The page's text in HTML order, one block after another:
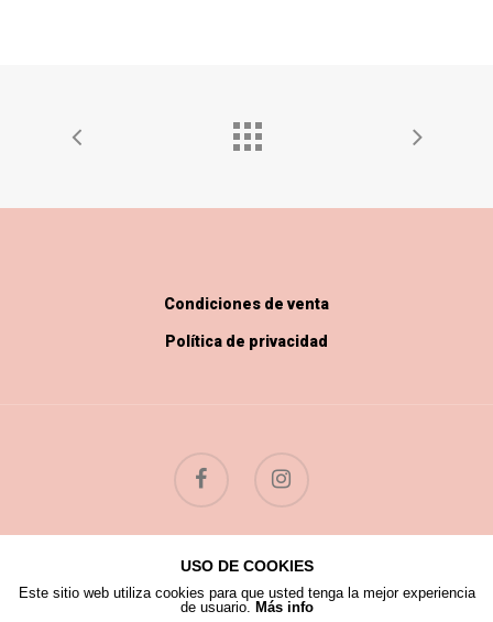
Condiciones de venta
Política de privacidad
© 2026 Flores Silvestres.
USO DE COOKIES
Este sitio web utiliza cookies para que usted tenga la mejor experiencia
de usuario. Más info